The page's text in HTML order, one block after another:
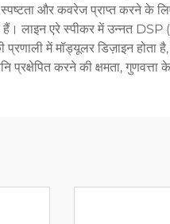
स्पष्टता और कवरेज प्राप्त करने के
हैं। लाइन एरे स्पीकर में उन्नत
में मॉड्यूलर डिज़ाइन
प्रक्षेपित करने की क्षमता,